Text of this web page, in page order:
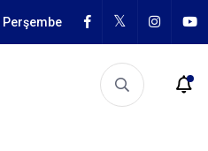
Perşembe